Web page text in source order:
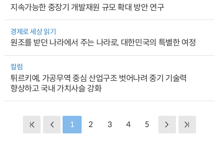
지속가능한 중장기 개발재원 규모 확대 방안 연구
경제로 세상 읽기
원조를 받던 나라에서 주는 나라로, 대한민국의 특별한 여정
컬럼
튀르키예, 가공무역 중심 산업구조 벗어나려 중기 기술력
향상하고 국내 가치사슬 강화
1 2 3 4 5